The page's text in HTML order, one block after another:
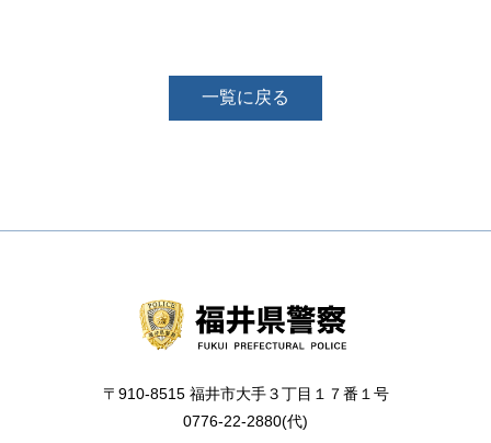
一覧に戻る
〒910-8515 福井市大手３丁目１７番１号
0776-22-2880(代)